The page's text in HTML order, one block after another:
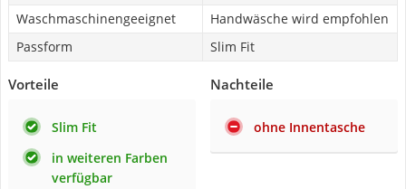
Waschmaschinengeeignet
Handwäsche wird empfohlen
Passform
Slim Fit
Vorteile
Slim Fit
in weiteren Farben
verfügbar
Nachteile
ohne Innentasche